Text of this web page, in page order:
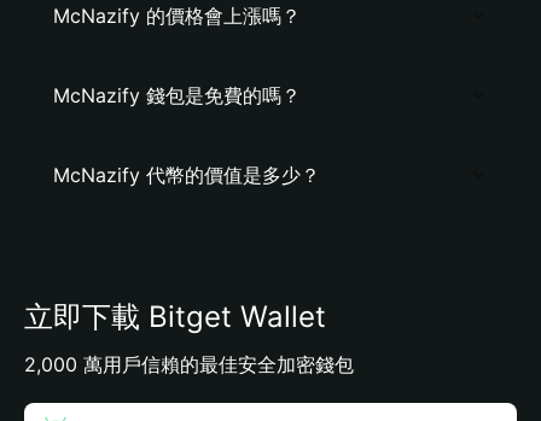
McNazify 的價格會上漲嗎？
McNazify 錢包是免費的嗎？
McNazify 代幣的價值是多少？
立即下載 Bitget Wallet
2,000 萬用戶信賴的最佳安全加密錢包